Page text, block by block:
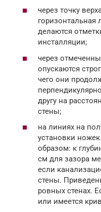
через точку
горизонтальная
делаются
инсталляции;
через
опускаются
чего они
другу на
стены;
на линиях на
установки
образом: к
см для зазора
если
стены.
ровных стенах.
или имеется